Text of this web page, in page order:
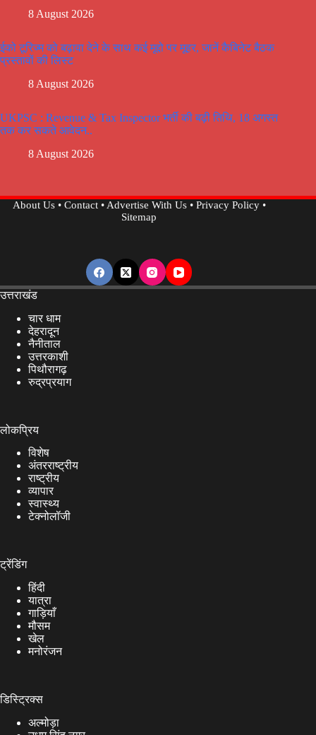
8 August 2026
ईको टूरिज्म को बढ़ावा देने के साथ कई मूद्दो पर मूहर, जानें कैबिनेट बैठक
प्रस्तावों की लिस्ट
8 August 2026
UKPSC : Revenue & Tax Inspector भर्ती की बढ़ी तिथि, 18 अगस्त
तक कर सकते आवेदन..
8 August 2026
About Us• Contact•Advertise With Us• Privacy Policy•
Sitemap
उत्तराखंड
चार धाम
देहरादून
नैनीताल
उत्तरकाशी
पिथौरागढ़
रुद्रप्रयाग
लोकप्रिय
विशेष
अंतरराष्ट्रीय
राष्ट्रीय
व्यापार
स्वास्थ्य
टेक्नोलॉजी
ट्रेंडिंग
हिंदी
यात्रा
गाड़ियाँ
मौसम
खेल
मनोरंजन
डिस्ट्रिक्स
अल्मोड़ा